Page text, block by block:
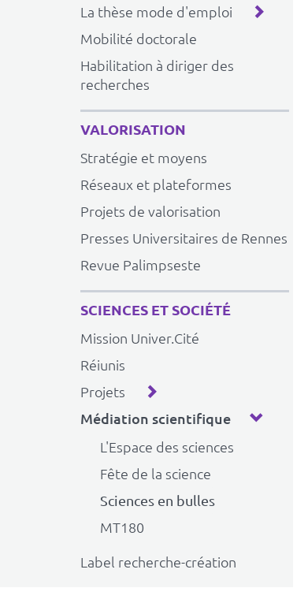
La thèse mode d'emploi
Mobilité doctorale
Habilitation à diriger des
recherches
VALORISATION
Stratégie et moyens
Réseaux et plateformes
Projets de valorisation
Presses Universitaires de Rennes
Revue Palimpseste
SCIENCES ET SOCIÉTÉ
Mission Univer.Cité
Réiunis
Projets
Médiation scientifique
L'Espace des sciences
Fête de la science
Sciences en bulles
MT180
Label recherche-création